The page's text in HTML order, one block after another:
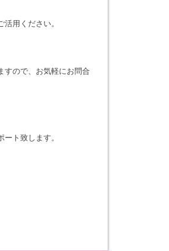
用ください。
すので、お気軽にお問合
ト致します。